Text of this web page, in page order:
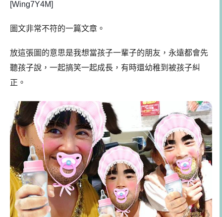
[Wing7Y4M]
圖文非常不符的一篇文章。
放這張圖的意思是我想當孩子一輩子的朋友，永遠都會先
聽孩子說，一起搞笑一起成長，有時還幼稚到被孩子糾
正。